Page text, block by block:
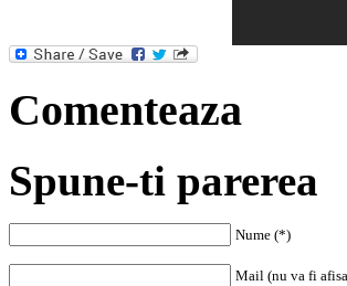
Comenteaza
Spune-ti parerea
Nume (*)
Mail (nu va fi